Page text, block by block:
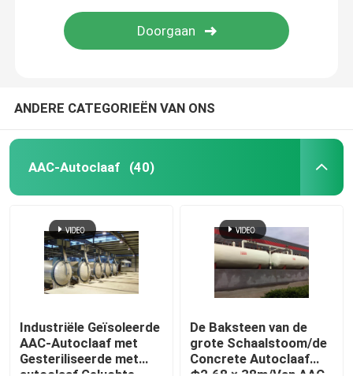
ANDERE CATEGORIEËN VAN ONS
AAC-Autoclaaf (40)
Industriële Geïsoleerde
AAC-Autoclaaf met
Gesteriliseerde met
De Baksteen van de
grote Schaalstoom/de
Concrete Autoclaaf